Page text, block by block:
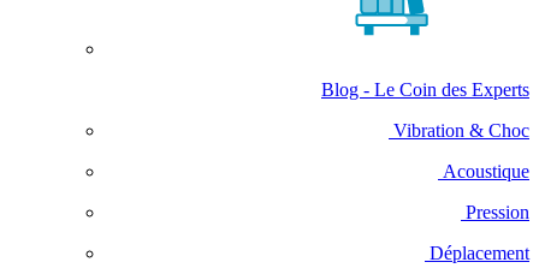
Blog - Le Coin des Experts
Vibration & Choc
Acoustique
Pression
Déplacement